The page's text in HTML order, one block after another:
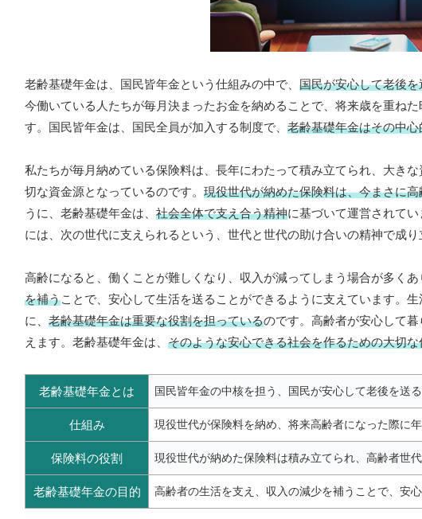
老齢基礎年金は、国民皆年金という仕組みの中で、 国民が安心して老後
今働いている人たちが毎月決まったお金を納めることで、将来歳を重ね
す。国民皆年金は、国民全員が加入する制度で、 老齢基礎年金はその中心
私たちが毎月納めている保険料は、長年にわたって積み立てられ、大き
切な資金源となっているのです。 現役世代が納めた保険料は、今まさに
うに、老齢基礎年金は、 社会全体で支え合う精神に基づいて運営されて
には、次の世代に支えられるという、世代と世代の助け合いの精神で成り
高齢になると、働くことが難しくなり、収入が減ってしまう場合が多くあ
を補うことで、安心して生活を送ることができるように支えています。
に、 老齢基礎年金は重要な役割を担っているのです。高齢者が安心して
えます。老齢基礎年金は、 そのような安心できる社会を作るための大切な
老齢基礎年金とは 国民皆年金の中核を担う、国民が安心して老後を送
仕組み 現役世代が保険料を納め、将来高齢者になった際に
保険料の役割 現役世代が納めた保険料は積み立てられ、高齢者世
老齢基礎年金の目的 高齢者の生活を支え、収入の減少を補うことで、安